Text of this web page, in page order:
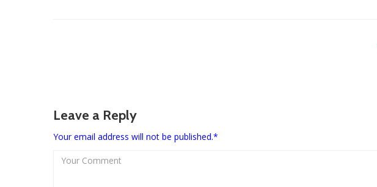
Leave a Reply
Your email address will not be published.*